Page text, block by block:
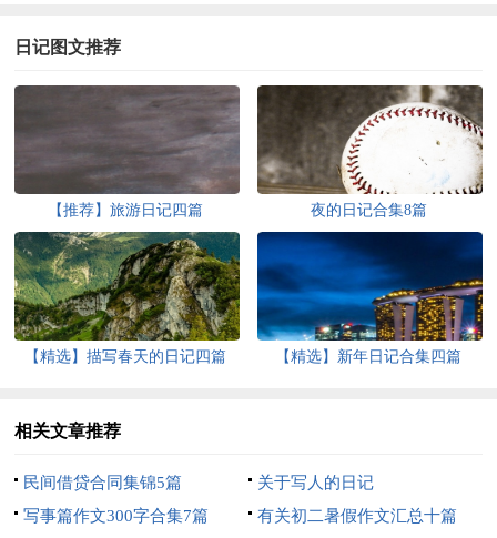
日记图文推荐
【推荐】旅游日记四篇 夜的日记合集8篇
【精选】描写春天的日记四篇 【精选】新年日记合集四篇
相关文章推荐
民间借贷合同集锦5篇
关于写人的日记
写事篇作文300字合集7篇
有关初二暑假作文汇总十篇